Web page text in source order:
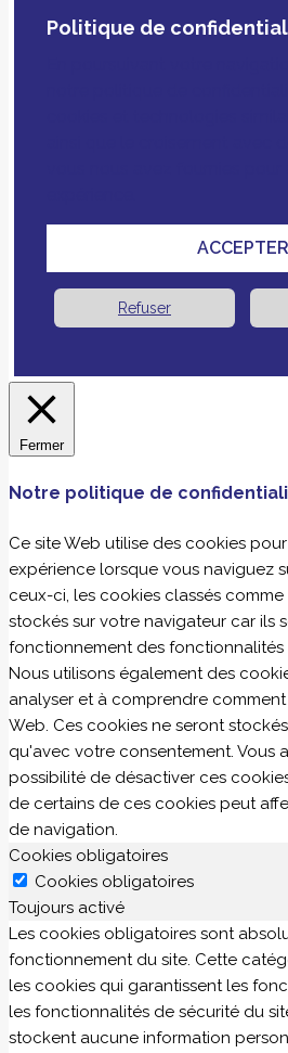
Politique de
ACCEPTER
Refuser
Fermer
Notre politique de
Ce site Web utilise des cookies
expérience lorsque vous naviguez
ceux-ci, les cookies classés
stockés sur votre navigateur car ils
fonctionnement des fonctionnalités
Nous utilisons également des
analyser et à comprendre
Web. Ces cookies ne seront
qu'avec votre consentement. Vous
possibilité de désactiver ces
de certains de ces cookies peut
de navigation.
Cookies obligatoires
Cookies obligatoires
Toujours activé
Les cookies obligatoires sont
fonctionnement du site. Cette
les cookies qui garantissent les
les fonctionnalités de sécurité du
stockent aucune information